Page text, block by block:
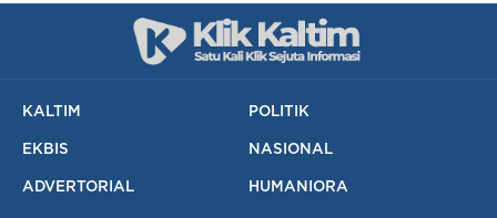
KALTIM POLITIK
EKBIS NASIONAL
ADVERTORIAL HUMANIORA